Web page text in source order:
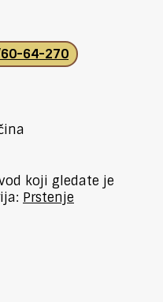
64-270
koji gledate je
Prstenje